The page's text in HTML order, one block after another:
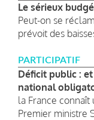
Le sérieux
Peut-on se
prévoit des
PARTICIPATIF
Déficit public :
national
la France
Premier ministre